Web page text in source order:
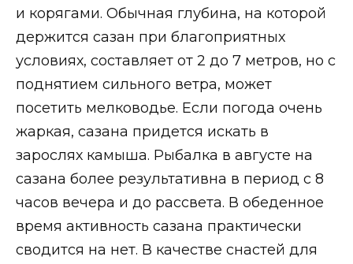
и корягами. Обычная глубина, на которой
держится сазан при благоприятных
условиях, составляет от 2 до 7 метров, но с
поднятием сильного ветра, может
посетить мелководье. Если погода очень
жаркая, сазана придется искать в
зарослях камыша. Рыбалка в августе на
сазана более результативна в период с 8
часов вечера и до рассвета. В обеденное
время активность сазана практически
сводится на нет. В качестве снастей для